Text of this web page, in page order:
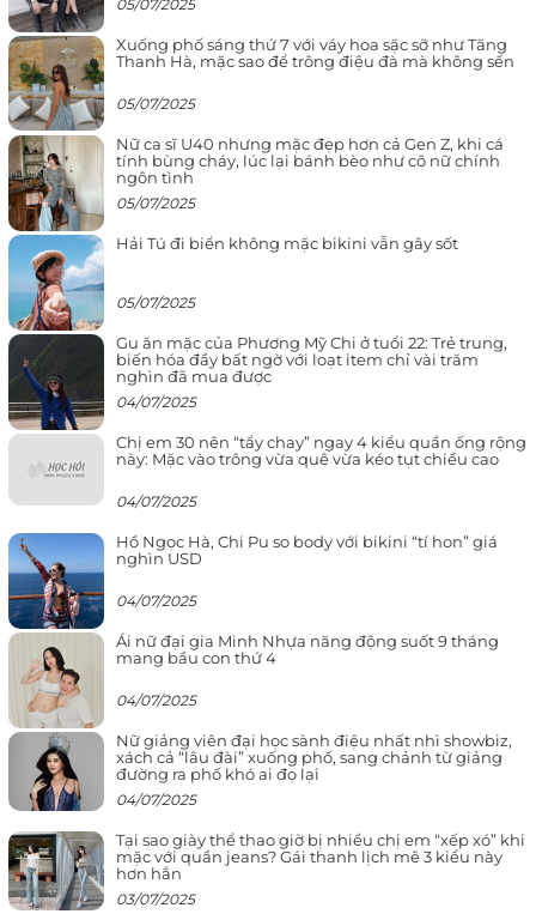
05/07/2025
Xuống phố sáng thứ 7 với váy hoa sặc sỡ như Tăng
Thanh Hà, mặc sao để trông điệu đà mà không sến
05/07/2025
Nữ ca sĩ U40 nhưng mặc đẹp hơn cả Gen Z, khi cá
tính bùng cháy, lúc lại bánh bèo như cô nữ chính
ngôn tình
05/07/2025
Hải Tú đi biển không mặc bikini vẫn gây sốt
05/07/2025
Gu ăn mặc của Phương Mỹ Chi ở tuổi 22: Trẻ trung,
biến hóa đầy bất ngờ với loạt item chỉ vài trăm
nghìn đã mua được
04/07/2025
Chị em 30 nên “tẩy chay” ngay 4 kiểu quần ống rộng
này: Mặc vào trông vừa quê vừa kéo tụt chiều cao
04/07/2025
Hồ Ngọc Hà, Chi Pu so body với bikini “tí hon” giá
nghìn USD
04/07/2025
Ái nữ đại gia Minh Nhựa năng động suốt 9 tháng
mang bầu con thứ 4
04/07/2025
Nữ giảng viên đại học sành điệu nhất nhì showbiz,
xách cả “lâu đài” xuống phố, sang chảnh từ giảng
đường ra phố khó ai đọ lại
04/07/2025
Tại sao giày thể thao giờ bị nhiều chị em “xếp xó” khi
mặc với quần jeans? Gái thanh lịch mê 3 kiểu này
hơn hẳn
03/07/2025